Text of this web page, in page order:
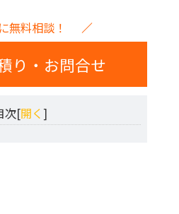
無料相談！
り・お問合せ
次[開く ]